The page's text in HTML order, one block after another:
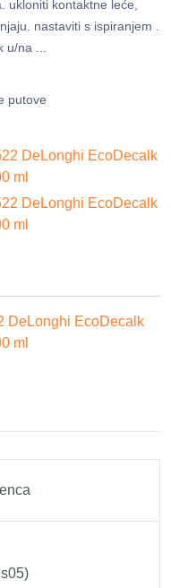
ukloniti kontaktne leće,
nastaviti s ispiranjem .
na ...
​​putove
DeLonghi EcoDecalk
ml
DeLonghi EcoDecalk
ml
DeLonghi EcoDecalk
ml